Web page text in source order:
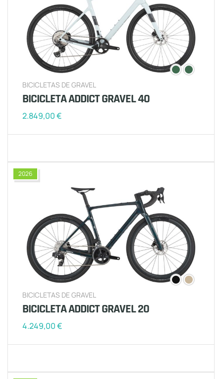
BICICLETAS DE GRAVEL
BICICLETA ADDICT GRAVEL 40
2.849,00€
2026
BICICLETAS DE GRAVEL
BICICLETA ADDICT GRAVEL 20
4.249,00€